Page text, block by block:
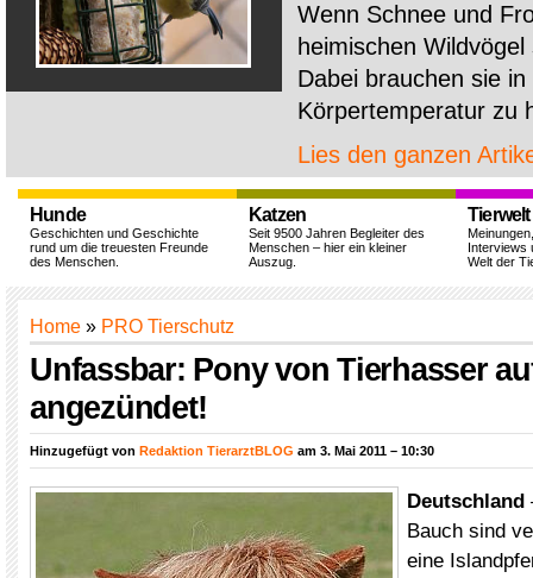
Wenn Schnee und
heimischen
Dabei brauchen sie
Körpertemperatur zu
Lies den ganzen
Hunde
Geschichten und Geschichte
rund um die treuesten Freunde
des Menschen.
Katzen
Seit 9500 Jahren Begleiter des
Menschen – hier ein kleiner
Auszug.
Tierwelt
Interviews
Welt der
Home » PRO Tierschutz
Unfassbar: Pony von Tierhasser
angezündet!
Hinzugefügt von Redaktion TierarztBLOG am 3. Mai 2011 – 10:30
Deutschland
Bauch sind
eine